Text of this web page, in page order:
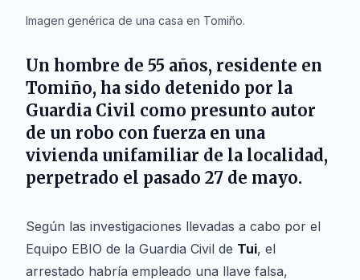
Imagen genérica de una casa en Tomiño.
Un hombre de 55 años, residente en
Tomiño, ha sido detenido por la
Guardia Civil como presunto autor
de un robo con fuerza en una
vivienda unifamiliar de la localidad,
perpetrado el pasado 27 de mayo.
Según las investigaciones llevadas a cabo por el
Equipo EBIO de la Guardia Civil de Tui, el
arrestado habría empleado una llave falsa,